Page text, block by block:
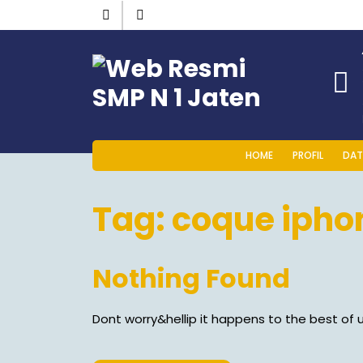
HOME PROFIL
Tag:coque
Nothing Found
Dont worry&hellip it happens to the best of